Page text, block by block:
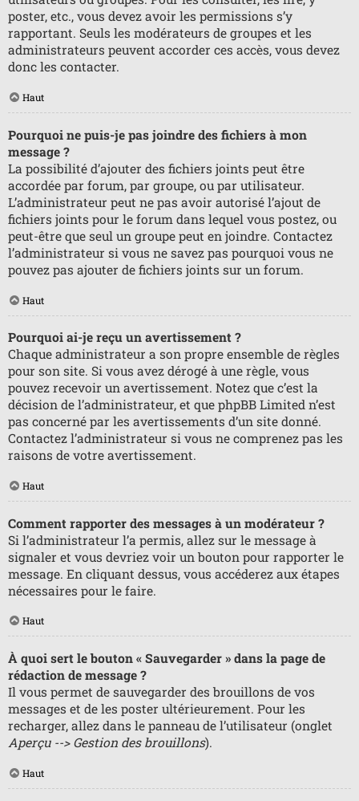
poster, etc., vous devez avoir les permissions s’y
rapportant. Seuls les modérateurs de groupes et les
administrateurs peuvent accorder ces accès, vous devez
donc les contacter.
Haut
Pourquoi ne puis-je pas joindre des fichiers à mon
message ?
La possibilité d’ajouter des fichiers joints peut être
accordée par forum, par groupe, ou par utilisateur.
L’administrateur peut ne pas avoir autorisé l’ajout de
fichiers joints pour le forum dans lequel vous postez, ou
peut-être que seul un groupe peut en joindre. Contactez
l’administrateur si vous ne savez pas pourquoi vous ne
pouvez pas ajouter de fichiers joints sur un forum.
Haut
Pourquoi ai-je reçu un avertissement ?
Chaque administrateur a son propre ensemble de règles
pour son site. Si vous avez dérogé à une règle, vous
pouvez recevoir un avertissement. Notez que c’est la
décision de l’administrateur, et que phpBB Limited n’est
pas concerné par les avertissements d’un site donné.
Contactez l’administrateur si vous ne comprenez pas les
raisons de votre avertissement.
Haut
Comment rapporter des messages à un modérateur ?
Si l’administrateur l’a permis, allez sur le message à
signaler et vous devriez voir un bouton pour rapporter le
message. En cliquant dessus, vous accéderez aux étapes
nécessaires pour le faire.
Haut
À quoi sert le bouton « Sauvegarder » dans la page de
rédaction de message ?
Il vous permet de sauvegarder des brouillons de vos
messages et de les poster ultérieurement. Pour les
recharger, allez dans le panneau de l’utilisateur (onglet
Aperçu --> Gestion des brouillons).
Haut